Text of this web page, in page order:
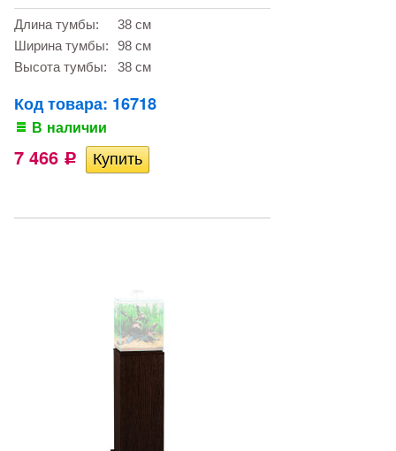
Длина тумбы:
38 см
Ширина тумбы:
98 см
Высота тумбы:
38 см
Код товара: 16718
В наличии
7 466 Р